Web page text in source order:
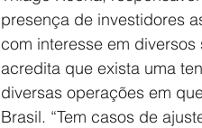
presença de investidores
com interesse em
acredita que exista uma
diversas operações em
Brasil. “Tem casos de